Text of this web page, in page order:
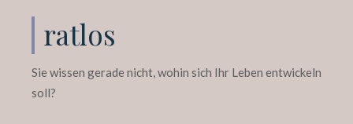
ratlos
Sie wissen gerade nicht, wohin sich Ihr Leben entwickeln
soll?